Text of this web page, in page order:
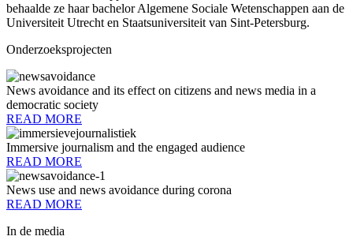
behaalde ze haar bachelor Algemene Sociale Wetenschappen aan de
Universiteit Utrecht en Staatsuniversiteit van Sint-Petersburg.
Onderzoeksprojecten
News avoidance and its effect on citizens and news media in a
democratic society
READ MORE
Immersive journalism and the engaged audience
READ MORE
News use and news avoidance during corona
READ MORE
In de media